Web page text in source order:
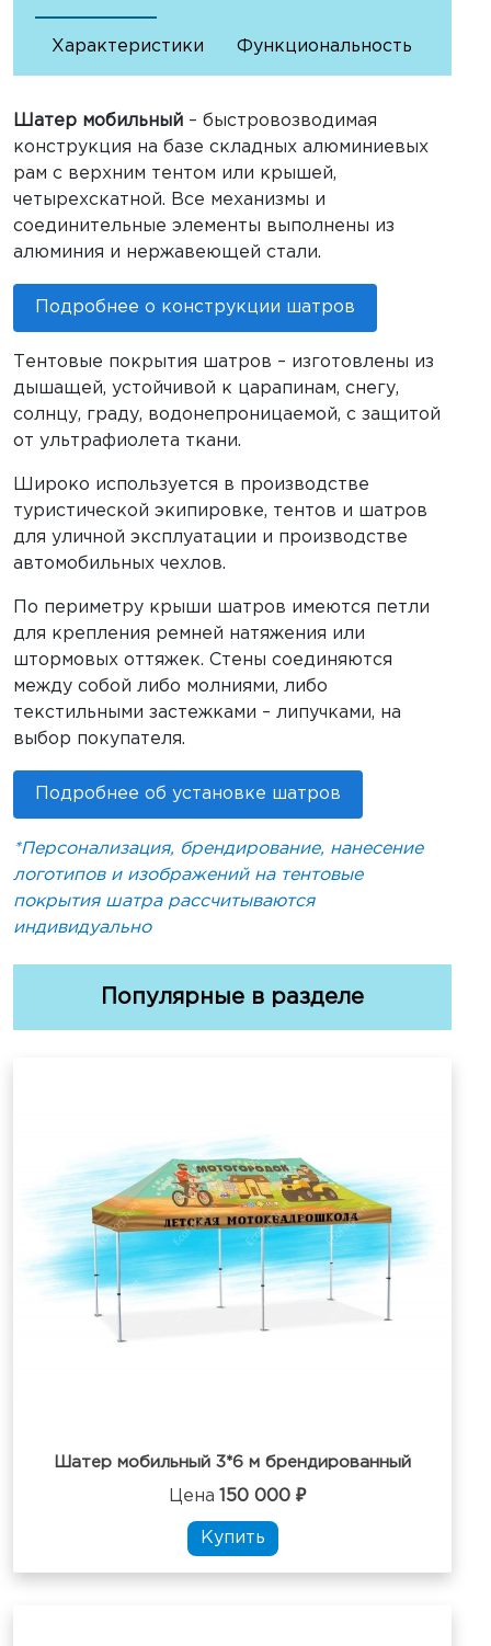
Характеристики Функциональность
Шатер мобильный – быстровозводимая
конструкция на базе складных алюминиевых
рам с верхним тентом или крышей,
четырехскатной. Все механизмы и
соединительные элементы выполнены из
алюминия и нержавеющей стали.
Подробнее о конструкции шатров
Тентовые покрытия шатров – изготовлены из
дышащей, устойчивой к царапинам, снегу,
солнцу, граду, водонепроницаемой, с защитой
от ультрафиолета ткани.
Широко используется в производстве
туристической экипировке, тентов и шатров
для уличной эксплуатации и производстве
автомобильных чехлов.
По периметру крыши шатров имеются петли
для крепления ремней натяжения или
штормовых оттяжек. Стены соединяются
между собой либо молниями, либо
текстильными застежками – липучками, на
выбор покупателя.
Подробнее об установке шатров
*Персонализация, брендирование, нанесение
логотипов и изображений на тентовые
покрытия шатра рассчитываются
индивидуально
Популярные в разделе
Шатер мобильный 3*6 м брендированный
Цена 150 000 ₽
Купить